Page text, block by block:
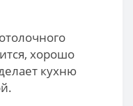
хорошо
кухню